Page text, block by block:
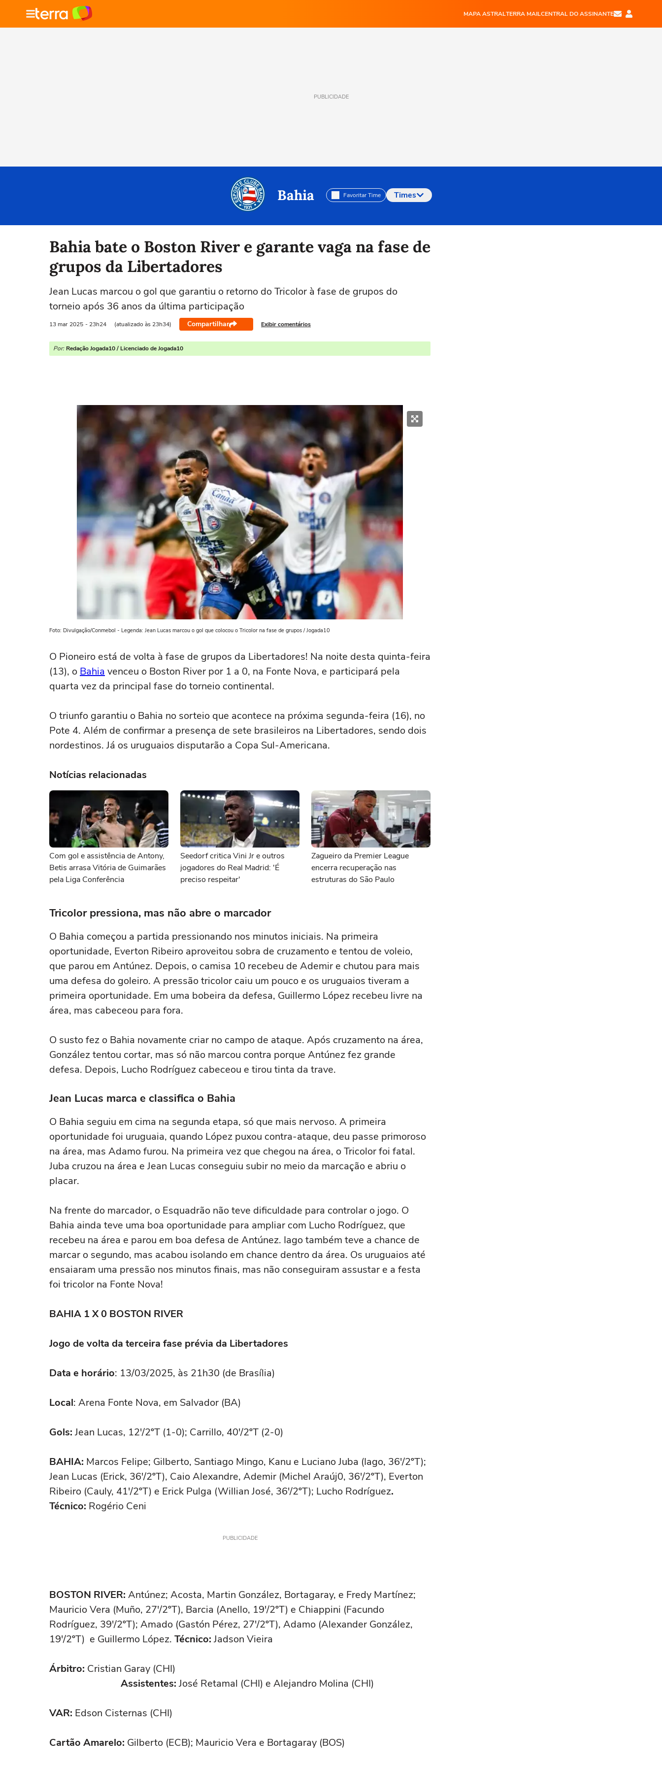
MAPA ASTRALTERRA MAILCENTRAL DO ASSINANTE
PUBLICIDADE
Bahia Favoritar Time Times
Selecione o time para ver as notícias
Bahia bate o Boston River e garante vaga na fase de
grupos da Libertadores
Jean Lucas marcou o gol que garantiu o retorno do Tricolor à fase de grupos do
torneio após 36 anos da última participação
13 mar 2025 - 23h24 (atualizado às 23h34) Compartilhar Exibir comentários
Por: Redação Jogada10 / Licenciado de Jogada10
Foto: Divulgação/Conmebol - Legenda: Jean Lucas marcou o gol que colocou o Tricolor na fase de grupos / Jogada10
O Pioneiro está de volta à fase de grupos da Libertadores! Na noite desta quinta-feira
(13), o Bahia venceu o Boston River por 1 a 0, na Fonte Nova, e participará pela
quarta vez da principal fase do torneio continental.
O triunfo garantiu o Bahia no sorteio que acontece na próxima segunda-feira (16), no
Pote 4. Além de confirmar a presença de sete brasileiros na Libertadores, sendo dois
nordestinos. Já os uruguaios disputarão a Copa Sul-Americana.
Notícias relacionadas
Com gol e assistência de Antony,
Betis arrasa Vitória de Guimarães
pela Liga Conferência
Seedorf critica Vini Jr e outros
jogadores do Real Madrid: 'É
preciso respeitar'
Zagueiro da Premier League
encerra recuperação nas
estruturas do São Paulo
Tricolor pressiona, mas não abre o marcador
O Bahia começou a partida pressionando nos minutos iniciais. Na primeira
oportunidade, Everton Ribeiro aproveitou sobra de cruzamento e tentou de voleio,
que parou em Antúnez. Depois, o camisa 10 recebeu de Ademir e chutou para mais
uma defesa do goleiro. A pressão tricolor caiu um pouco e os uruguaios tiveram a
primeira oportunidade. Em uma bobeira da defesa, Guillermo López recebeu livre na
área, mas cabeceou para fora.
O susto fez o Bahia novamente criar no campo de ataque. Após cruzamento na área,
González tentou cortar, mas só não marcou contra porque Antúnez fez grande
defesa. Depois, Lucho Rodríguez cabeceou e tirou tinta da trave.
Jean Lucas marca e classifica o Bahia
O Bahia seguiu em cima na segunda etapa, só que mais nervoso. A primeira
oportunidade foi uruguaia, quando López puxou contra-ataque, deu passe primoroso
na área, mas Adamo furou. Na primeira vez que chegou na área, o Tricolor foi fatal.
Juba cruzou na área e Jean Lucas conseguiu subir no meio da marcação e abriu o
placar.
Na frente do marcador, o Esquadrão não teve dificuldade para controlar o jogo. O
Bahia ainda teve uma boa oportunidade para ampliar com Lucho Rodríguez, que
recebeu na área e parou em boa defesa de Antúnez. Iago também teve a chance de
marcar o segundo, mas acabou isolando em chance dentro da área. Os uruguaios até
ensaiaram uma pressão nos minutos finais, mas não conseguiram assustar e a festa
foi tricolor na Fonte Nova!
BAHIA 1 X 0 BOSTON RIVER
Jogo de volta da terceira fase prévia da Libertadores
Data e horário: 13/03/2025, às 21h30 (de Brasília)
Local: Arena Fonte Nova, em Salvador (BA)
Gols: Jean Lucas, 12'/2ºT (1-0); Carrillo, 40'/2ºT (2-0)
BAHIA: Marcos Felipe; Gilberto, Santiago Mingo, Kanu e Luciano Juba (Iago, 36'/2ºT);
Jean Lucas (Erick, 36'/2ºT), Caio Alexandre, Ademir (Michel Araúj0, 36'/2ºT), Everton
Ribeiro (Cauly, 41'/2ºT) e Erick Pulga (Willian José, 36'/2ºT); Lucho Rodríguez.
Técnico: Rogério Ceni
PUBLICIDADE
BOSTON RIVER: Antúnez; Acosta, Martin González, Bortagaray, e Fredy Martínez;
Mauricio Vera (Muño, 27'/2ºT), Barcia (Anello, 19'/2ºT) e Chiappini (Facundo
Rodríguez, 39'/2ºT); Amado (Gastón Pérez, 27'/2ºT), Adamo (Alexander González,
19'/2ºT) e Guillermo López. Técnico: Jadson Vieira
Árbitro: Cristian Garay (CHI)
Assistentes: José Retamal (CHI) e Alejandro Molina (CHI)
VAR: Edson Cisternas (CHI)
Cartão Amarelo: Gilberto (ECB); Mauricio Vera e Bortagaray (BOS)